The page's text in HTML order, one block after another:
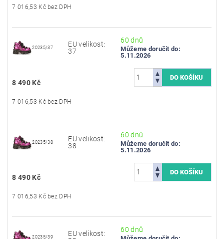
7 016,53 Kč bez DPH
20235/37
EU velikost:
37
60 dnů
Můžeme doručit do:
5.11.2026
8 490 Kč
7 016,53 Kč bez DPH
20235/38
EU velikost:
38
60 dnů
Můžeme doručit do:
5.11.2026
8 490 Kč
7 016,53 Kč bez DPH
20235/39
EU velikost:
60 dnů